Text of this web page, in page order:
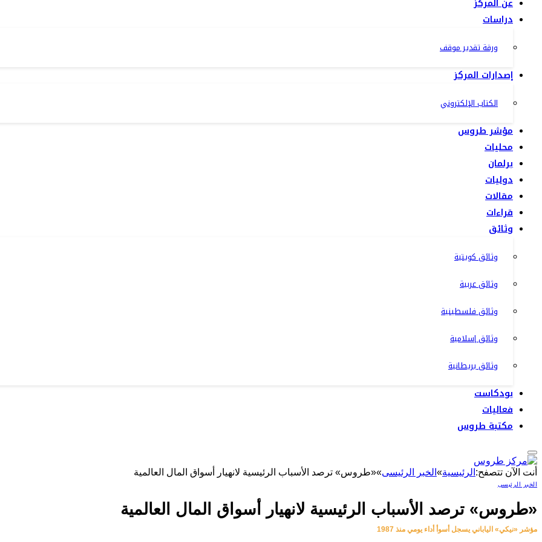
عن المركز
دراسات
ورقة تقدير موقف
إصدارات المركز
الكتاب الإلكتروني
مؤشر طروس
محليات
برلمان
دوليات
مقالات
قراءات
وثائق
وثائق كويتية
وثائق عربية
وثائق فلسطينية
وثائق إسلامية
وثائق بريطانية
بودكاست
فعاليات
مكتبة طروس
أنت الآن تتصفح: الرئيسية» الخبر الرئيسى»«طروس» ترصد الأسباب الرئيسية لانهيار أسواق المال العالمية
الخبر الرئيسى
«طروس» ترصد الأسباب الرئيسية لانهيار أسواق المال العالمية
مؤشر «نيكي» الياباني يسجل أسوأ أداء يومي منذ 1987